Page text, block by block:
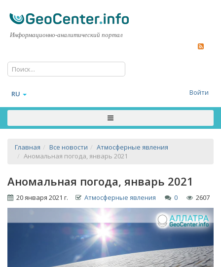
Информационно-аналитический портал
RU Войти
Главная Все новости
Атмосферные явления
Аномальная погода, январь 2021
Аномальная погода, январь 2021
20 января 2021 г. Атмосферные явления 0 2607